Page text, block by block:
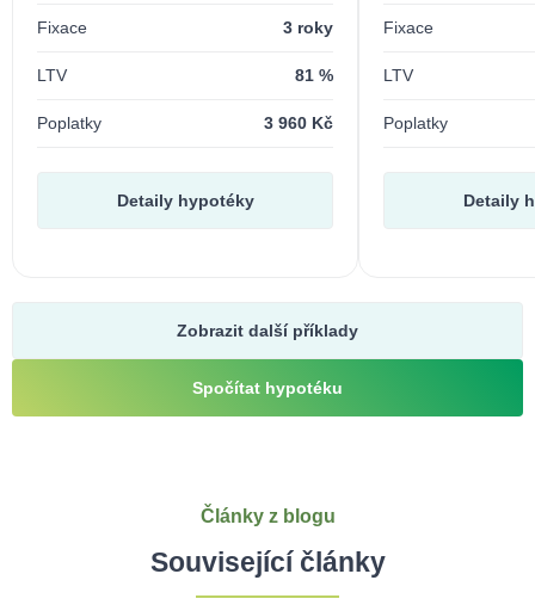
Fixace 3 roky
LTV 81 %
Poplatky 3 960 Kč
Detaily hypotéky
Fixace
LTV
Poplatky
Detaily
Zobrazit další příklady
Spočítat hypotéku
Články z blogu
Související články